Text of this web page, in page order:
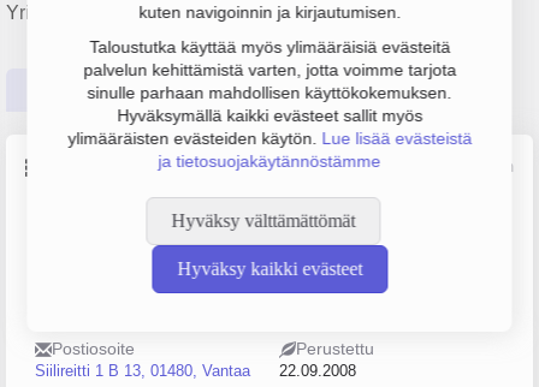
kuten navigoinnin ja kirjautumisen.
Taloustutka käyttää myös ylimääräisiä evästeitä
palvelun kehittämistä varten, jotta voimme tarjota
sinulle parhaan mahdollisen käyttökokemuksen.
Hyväksymällä kaikki evästeet sallit myös
ylimääräisten evästeiden käytön. Lue lisää evästeistä
ja tietosuojakäytännöstämme
Hyväksy välttämättömät
Hyväksy kaikki evästeet
Yrityksen yhtiömuoto Osakeyhtiö (OY).
Perustiedot Tilinpäätösluvut Päättäjätiedot
Lähde: YTJ, PRH, Traficom
Henkilöstömäärä
0–4
Postiosoite
Siilireitti 1 B 13, 01480, Vantaa
Perustettu
22.09.2008